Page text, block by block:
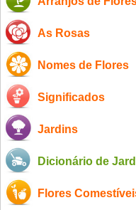
As Rosas
Nomes de Flores
Significados
Jardins
Dicionário de
Flores